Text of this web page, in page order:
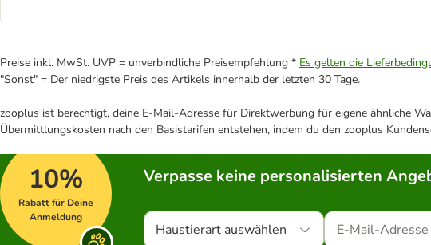
Preise inkl. MwSt. UVP = unverbindliche Preisempfehlung * Es gelten die
"Sonst" = Der niedrigste Preis des Artikels innerhalb der letzten 30 Tage.
zooplus ist berechtigt, deine E-Mail-Adresse für Direktwerbung für eigene ähnliche
Übermittlungskosten nach den Basistarifen entstehen, indem du den zooplus
10%
Rabatt für Deine
Anmeldung
Verpasse keine personalisierten
Haustierart auswählen